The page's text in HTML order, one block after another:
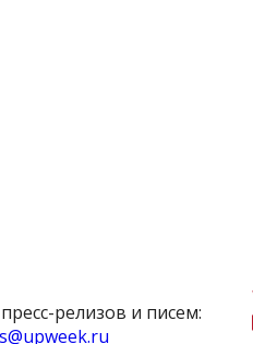
релизов и писем: